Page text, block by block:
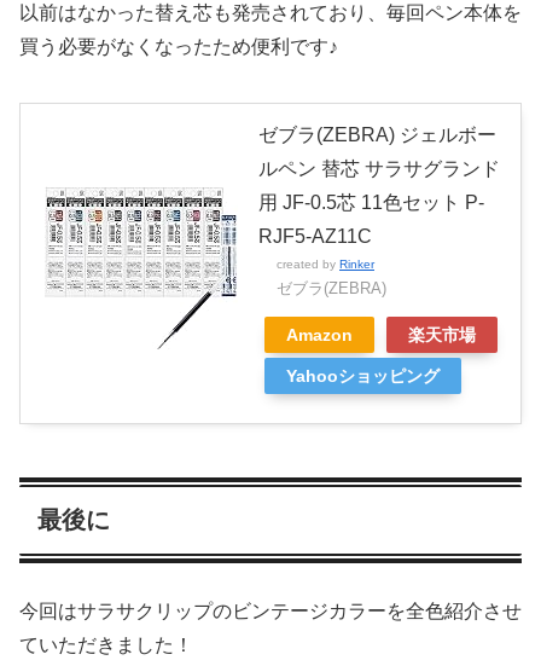
以前はなかった替え芯も発売されており、毎回ペン本体を
買う必要がなくなったため便利です♪
ゼブラ(ZEBRA) ジェルボー
ルペン 替芯 サラサグランド
用 JF-0.5芯 11色セット P-
RJF5-AZ11C
created by Rinker
ゼブラ(ZEBRA)
Amazon 楽天市場
Yahooショッピング
最後に
今回はサラサクリップのビンテージカラーを全色紹介させ
ていただきました！